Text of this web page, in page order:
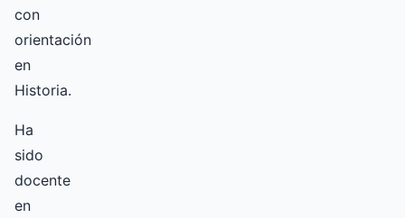
con
orientación
en
Historia.
Ha
sido
docente
en